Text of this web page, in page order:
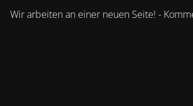
Wir arbeiten an einer neuen Seite! -